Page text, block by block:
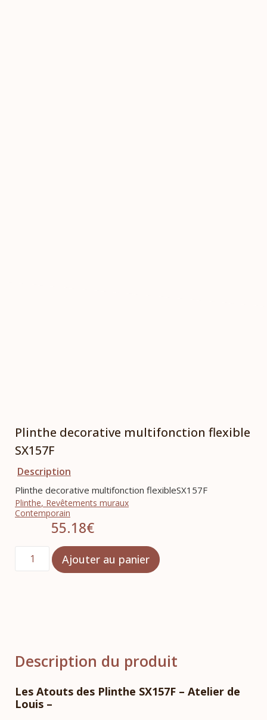
Plinthe decorative multifonction flexible
SX157F
Description
Plinthe decorative multifonction flexibleSX157F
Plinthe, Revêtements muraux
Contemporain
55.18€
Ajouter au panier
Description du produit
Les Atouts des Plinthe SX157F – Atelier de
Louis –